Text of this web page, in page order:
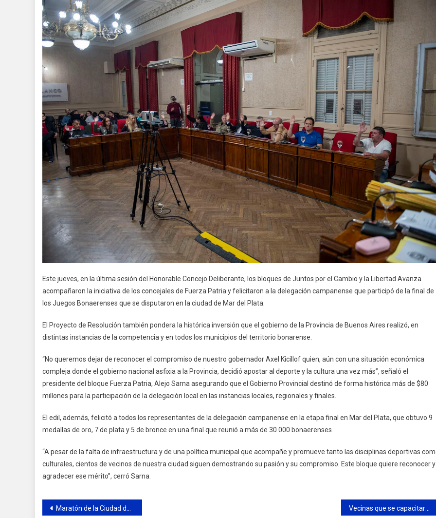
Este jueves, en la última sesión del Honorable Concejo Deliberante, los bloques de Juntos por el Cambio y la Libertad Avanza
acompañaron la iniciativa de los concejales de Fuerza Patria y felicitaron a la delegación campanense que participó de la final de
los Juegos Bonaerenses que se disputaron en la ciudad de Mar del Plata.
El Proyecto de Resolución también pondera la histórica inversión que el gobierno de la Provincia de Buenos Aires realizó, en
distintas instancias de la competencia y en todos los municipios del territorio bonarense.
“No queremos dejar de reconocer el compromiso de nuestro gobernador Axel Kicillof quien, aún con una situación económica
compleja donde el gobierno nacional asfixia a la Provincia, decidió apostar al deporte y la cultura una vez más”, señaló el
presidente del bloque Fuerza Patria, Alejo Sarna asegurando que el Gobierno Provincial destinó de forma histórica más de $80
millones para la participación de la delegación local en las instancias locales, regionales y finales.
El edil, además, felicitó a todos los representantes de la delegación campanense en la etapa final en Mar del Plata, que obtuvo 9
medallas de oro, 7 de plata y 5 de bronce en una final que reunió a más de 30.000 bonaerenses.
“A pesar de la falta de infraestructura y de una política municipal que acompañe y promueve tanto las disciplinas deportivas
culturales, cientos de vecinos de nuestra ciudad siguen demostrando su pasión y su compromiso. Este bloque quiere reconocer y
agradecer ese mérito”, cerró Sarna.
Navegación
Maratón de la Ciudad de Tigre 2025: La tradicional competencia del distrito cumple 40 años Vecinas que se capacitaron en cuidados domiciliarios recibieron sus diplomas